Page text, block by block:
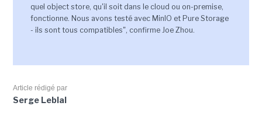
quel object store, qu'il soit dans le cloud ou on-premise,
fonctionne. Nous avons testé avec MinIO et Pure Storage
- ils sont tous compatibles", confirme Joe Zhou.
Article rédigé par
Serge Leblal